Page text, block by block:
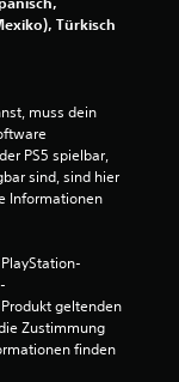
Türkisch
muss dein
PS5 spielbar,
sind, sind hier
Informationen
geltenden
Zustimmung
finden